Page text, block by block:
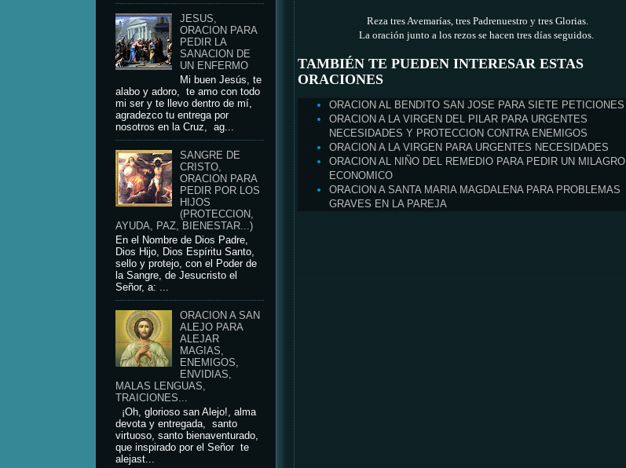
JESUS,
ORACION PARA
PEDIR LA
SANACION DE
UN ENFERMO
Mi buen Jesús, te
alabo y adoro, te amo con todo
mi ser y te llevo dentro de mí,
agradezco tu entrega por
nosotros en la Cruz, ag...
SANGRE DE
CRISTO,
ORACION PARA
PEDIR POR LOS
HIJOS
(PROTECCION,
AYUDA, PAZ, BIENESTAR...)
En el Nombre de Dios Padre,
Dios Hijo, Dios Espíritu Santo,
sello y protejo, con el Poder de
la Sangre, de Jesucristo el
Señor, a: ...
ORACION A SAN
ALEJO PARA
ALEJAR
MAGIAS,
ENEMIGOS,
ENVIDIAS,
MALAS LENGUAS,
TRAICIONES...
¡Oh, glorioso san Alejo!, alma
devota y entregada, santo
virtuoso, santo bienaventurado,
que inspirado por el Señor te
alejast...
Reza tres Avemarías, tres Padrenuestro y tres Glorias.
La oración junto a los rezos se hacen tres días seguidos.
TAMBIÉN TE PUEDEN INTERESAR ESTAS
ORACIONES
ORACION AL BENDITO SAN JOSE PARA SIETE PETICIONES
ORACION A LA VIRGEN DEL PILAR PARA URGENTES
NECESIDADES Y PROTECCION CONTRA ENEMIGOS
ORACION A LA VIRGEN PARA URGENTES NECESIDADES
ORACION AL NIÑO DEL REMEDIO PARA PEDIR UN MILAGRO
ECONOMICO
ORACION A SANTA MARIA MAGDALENA PARA PROBLEMAS
GRAVES EN LA PAREJA